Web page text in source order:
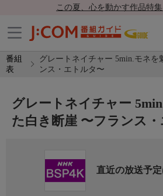
この夏、心を動かす作品特
番組
表
グレートネイチャー 5min.モネを
ンス・エトルタ〜
グレートネイチャー
た白き断崖 〜フランス
直近の放送予